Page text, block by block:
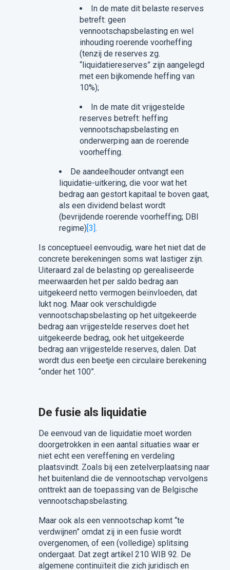
In de mate dit belaste reserves
betreft: geen
vennootschapsbelasting en wel
inhouding roerende voorheffing
(tenzij de reserves zg.
“liquidatiereserves” zijn aangelegd
met een bijkomende heffing van
10%);
In de mate dit vrijgestelde
reserves betreft: heffing
vennootschapsbelasting en
onderwerping aan de roerende
voorheffing.
De aandeelhouder ontvangt een
liquidatie-uitkering, die voor wat het
bedrag aan gestort kapitaal te boven gaat,
als een dividend belast wordt
(bevrijdende roerende voorheffing; DBI
regime)[3].
Is conceptueel eenvoudig, ware het niet dat de
concrete berekeningen soms wat lastiger zijn.
Uiteraard zal de belasting op gerealiseerde
meerwaarden het per saldo bedrag aan
uitgekeerd netto vermogen beïnvloeden, dat
lukt nog. Maar ook verschuldigde
vennootschapsbelasting op het uitgekeerde
bedrag aan vrijgestelde reserves doet het
uitgekeerde bedrag, ook het uitgekeerde
bedrag aan vrijgestelde reserves, dalen. Dat
wordt dus een beetje een circulaire berekening
“onder het 100”.
De fusie als liquidatie
De eenvoud van de liquidatie moet worden
doorgetrokken in een aantal situaties waar er
niet echt een vereffening en verdeling
plaatsvindt. Zoals bij een zetelverplaatsing naar
het buitenland die de vennootschap vervolgens
onttrekt aan de toepassing van de Belgische
vennootschapsbelasting.
Maar ook als een vennootschap komt “te
verdwijnen” omdat zij in een fusie wordt
overgenomen, of een (volledige) splitsing
ondergaat. Dat zegt artikel 210 WIB 92. De
algemene continuïteit die zich juridisch en